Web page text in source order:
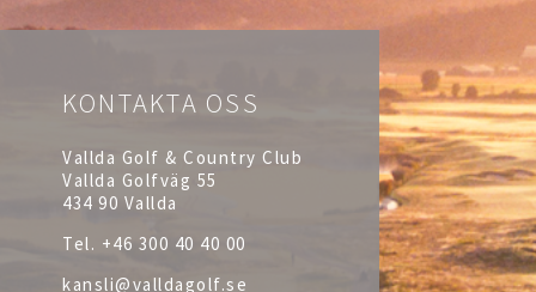
KONTAKTA OSS
Vallda Golf & Country Club
Vallda Golfväg 55
434 90 Vallda
Tel. +46 300 40 40 00
kansli@valldagolf.se